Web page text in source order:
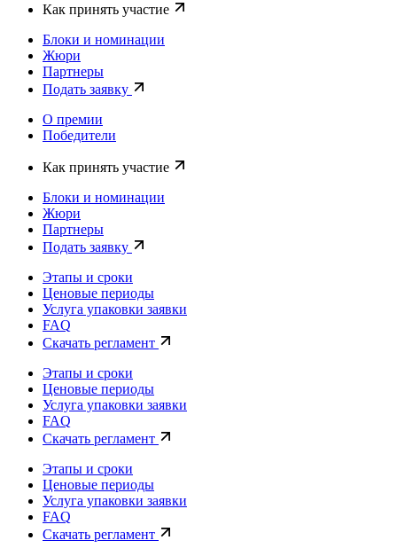
Как принять участие
Блоки и номинации
Жюри
Партнеры
Подать заявку
О премии
Победители
Как принять участие
Блоки и номинации
Жюри
Партнеры
Подать заявку
Этапы и сроки
Ценовые периоды
Услуга упаковки заявки
FAQ
Скачать регламент
Этапы и сроки
Ценовые периоды
Услуга упаковки заявки
FAQ
Скачать регламент
Этапы и сроки
Ценовые периоды
Услуга упаковки заявки
FAQ
Скачать регламент